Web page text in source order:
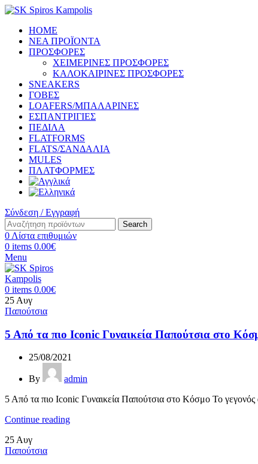
HOME
ΝΕΑ ΠΡΟΪΟΝΤΑ
ΠΡΟΣΦΟΡΕΣ
ΧΕΙΜΕΡΙΝΕΣ ΠΡΟΣΦΟΡΕΣ
ΚΑΛΟΚΑΙΡΙΝΕΣ ΠΡΟΣΦΟΡΕΣ
SNEAKERS
ΓΟΒΕΣ
LOAFERS/ΜΠΑΛΑΡΙΝΕΣ
ΕΣΠΑΝΤΡΙΓΙΕΣ
ΠΕΔΙΛΑ
FLATFORMS
FLATS/ΣΑΝΔΑΛΙΑ
MULES
ΠΛΑΤΦΟΡΜΕΣ
Σύνδεση / Εγγραφή
Search
0 Λίστα επιθυμιών
0 items 0.00€
Menu
0 items 0.00€
25 Αυγ
Παπούτσια
5 Από τα πιο Iconic Γυναικεία Παπούτσια στο
25/08/2021
By
admin
5 Από τα πιο Iconic Γυναικεία Παπούτσια στο Κόσμο Το γεγονός
Continue reading
25Αυγ
Παπούτσια